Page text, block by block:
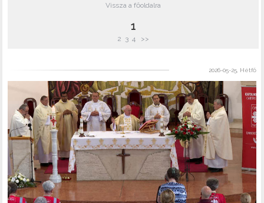
Vissza a főoldalra
1
2 3 4 >>
2026-05-25, Hétfő